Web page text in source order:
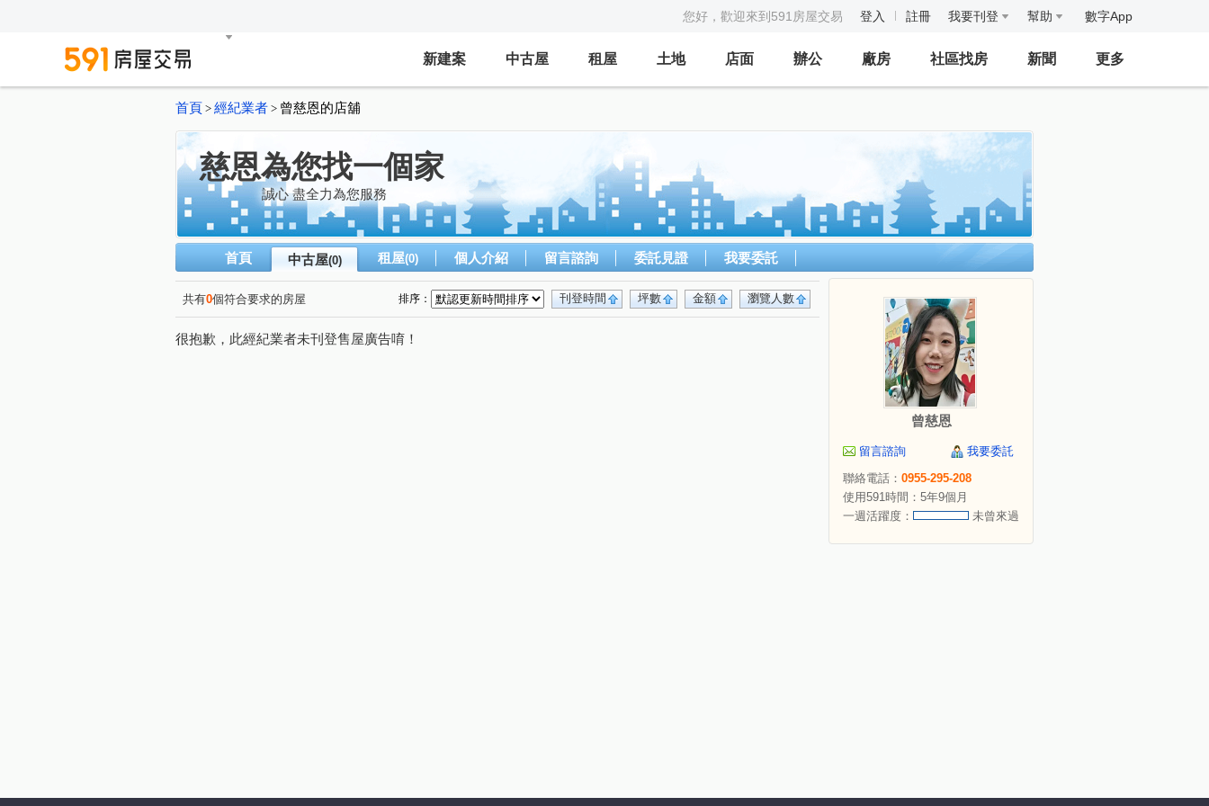
您好，歡迎來到591房屋交易 登入 註冊 我要刊登 幫助 數字App
新建案 中古屋 租屋 土地 店面 辦公 廠房 社區找房 新聞 更多
首頁 > 經紀業者 > 曾慈恩的店舖
慈恩為您找一個家
誠心 盡全力為您服務
首頁 中古屋(0) 租屋(0) 個人介紹 留言諮詢 委託見證 我要委託
共有0個符合要求的房屋 瀏覽人數
金額
坪數
刊登時間
排序：
很抱歉，此經紀業者未刊登售屋廣告唷！
曾慈恩
留言諮詢
我要委託
聯絡電話： 0955-295-208
使用591時間：5年9個月
一週活躍度：
未曾來過